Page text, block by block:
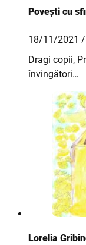
Povești cu
18/11/2021 /
Dragi copii,
învingători…
Lorelia